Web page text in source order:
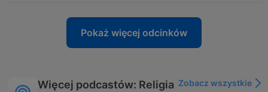
Pokaż więcej odcinków
Więcej podcastów: Religia Zobacz wszystkie